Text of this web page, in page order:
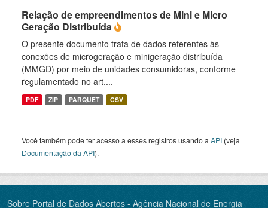
Relação de empreendimentos de Mini e Micro
Geração Distribuída
O presente documento trata de dados referentes às
conexões de microgeração e minigeração distribuída
(MMGD) por meio de unidades consumidoras, conforme
regulamentado no art....
PDF ZIP PARQUET CSV
Você também pode ter acesso a esses registros usando a API (veja
Documentação da API).
Sobre Portal de Dados Abertos - Agência Nacional de Energia